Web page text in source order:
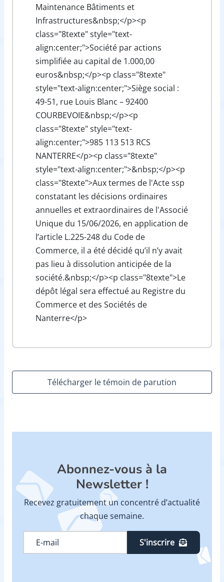
Maintenance Bâtiments et
Infrastructures&nbsp;</p><p
class="8texte" style="text-
align:center;">Société par actions
simplifiée au capital de 1.000,00
euros&nbsp;</p><p class="8texte"
style="text-align:center;">Siège social :
49-51, rue Louis Blanc – 92400
COURBEVOIE&nbsp;</p><p
class="8texte" style="text-
align:center;">985 113 513 RCS
NANTERRE</p><p class="8texte"
style="text-align:center;">&nbsp;</p><p
class="8texte">Aux termes de l'Acte ssp
constatant les décisions ordinaires
annuelles et extraordinaires de l'Associé
Unique du 15/06/2026, en application de
l’article L.225-248 du Code de
Commerce, il a été décidé qu’il n’y avait
pas lieu à dissolution anticipée de la
société.&nbsp;</p><p class="8texte">Le
dépôt légal sera effectué au Registre du
Commerce et des Sociétés de
Nanterre</p>
Télécharger le témoin de parution
Abonnez-vous à la
Newsletter !
Recevez gratuitement un concentré d’actualité
chaque semaine.
S'inscrire